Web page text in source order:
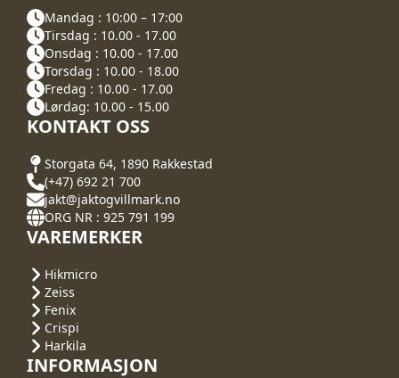
Mandag : 10:00 – 17:00
Tirsdag : 10.00 - 17.00
Onsdag : 10.00 - 17.00
Torsdag : 10.00 - 18.00
Fredag : 10.00 - 17.00
Lørdag: 10.00 - 15.00
KONTAKT OSS
Storgata 64, 1890 Rakkestad
(+47) 692 21 700
jakt@jaktogvillmark.no
ORG NR : 925 791 199
VAREMERKER
Hikmicro
Zeiss
Fenix
Crispi
Harkila
INFORMASJON